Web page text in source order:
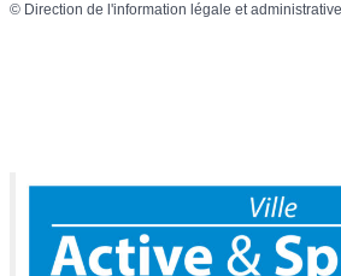
© Direction de l'information légale et administrative